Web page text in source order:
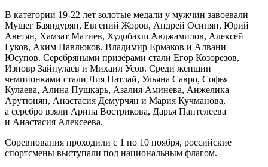
В категории 19-22 лет золотые медали у мужчин завоевали
Мушег Баяндурян, Евгений Жоров, Андрей Осипян, Юрий
Аветян, Хамзат Матиев, Худобахш Авджамилов, Алексей
Гуков, Аким Павлюков, Владимир Ермаков и Алвани
Юсупов. Серебряными призёрами стали Егор Козорезов,
Изновр Зайпулаев и Михаил Усов. Среди женщин
чемпионками стали Лия Патлай, Ульяна Савро, Софья
Кулаева, Алина Пушкарь, Азалия Аминева, Анжелика
Арутюнян, Анастасия Демурчян и Мария Кучманова,
а серебро взяли Арина Вострикова, Дарья Пантелеева
и Анастасия Алексеева.
Соревнования проходили с 1 по 10 ноября, российские
спортсмены выступали под национальным флагом.